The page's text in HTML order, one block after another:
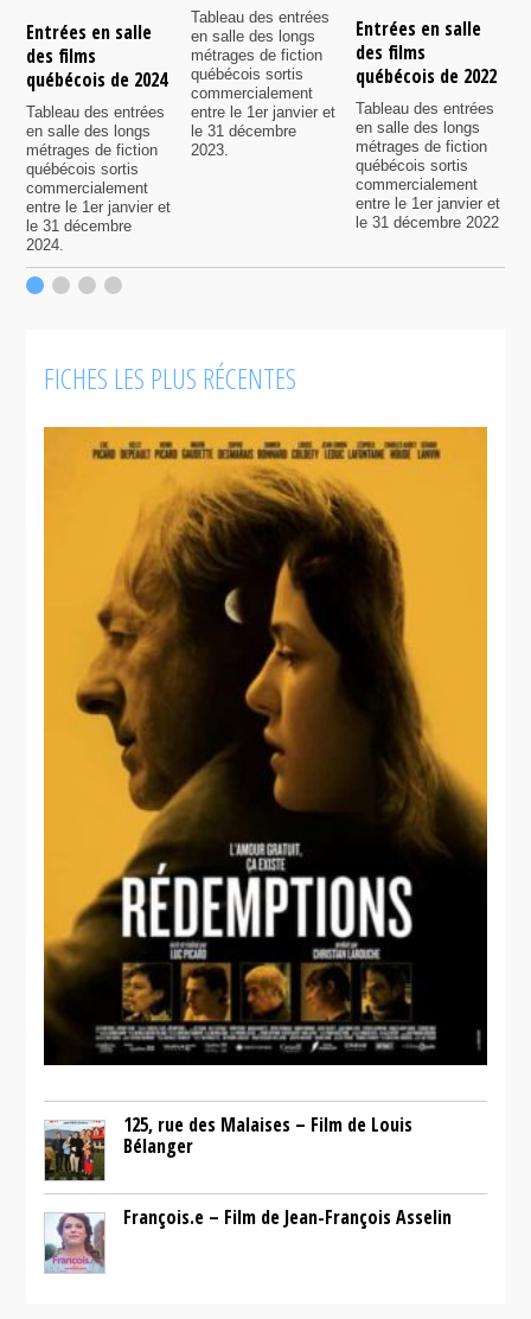
Entrées en salle
des films
québécois de 2024
Tableau des entrées
en salle des longs
métrages de fiction
québécois sortis
commercialement
entre le 1er janvier et
le 31 décembre
2024.
Tableau des entrées
en salle des longs
métrages de fiction
québécois sortis
commercialement
entre le 1er janvier et
le 31 décembre
2023.
Entrées en salle
des films
québécois de 2022
Tableau des entrées
en salle des longs
métrages de fiction
québécois sortis
commercialement
entre le 1er janvier et
le 31 décembre 2022
FICHES LES PLUS RÉCENTES
125, rue des Malaises – Film de Louis
Bélanger
François.e – Film de Jean-François Asselin